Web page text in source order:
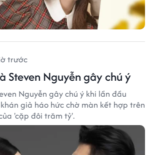
trước
Steven Nguyễn gây chú ý
Nguyễn gây chú ý khi lần đầu
giả háo hức chờ màn kết hợp trên
'cặp đôi trăm tỷ'.